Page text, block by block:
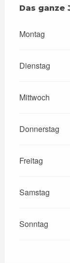
Das ganze
Das ganze
Montag
Dienstag
Mittwoch
Donnerstag
Freitag
Samstag
Sonntag